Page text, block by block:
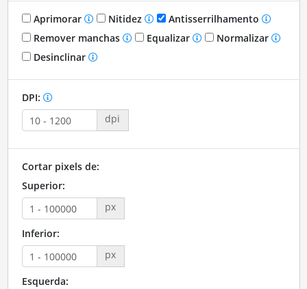
Aprimorar Nitidez
Antisserrilhamento
Remover manchas
Equalizar
Normalizar
Desinclinar
DPI:
dpi
Cortar pixels de:
Superior:
px
Inferior:
px
Esquerda: